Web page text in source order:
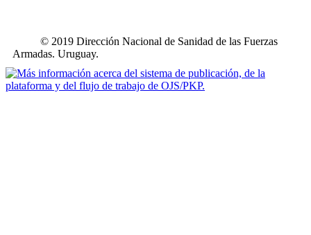
© 2019 Dirección Nacional de Sanidad de las Fuerzas
Armadas. Uruguay.